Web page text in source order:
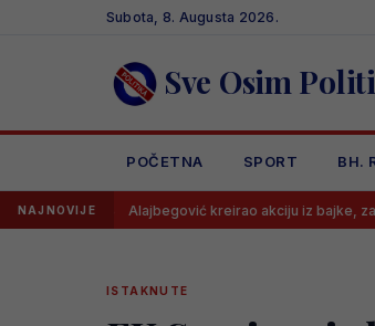
Subota, 8. Augusta 2026.
Sve Osim
POČETNA SPORT BH.
NAJNOVIJE
Alajbegović kreirao akciju iz bajke, završila je
ISTAKNUTE